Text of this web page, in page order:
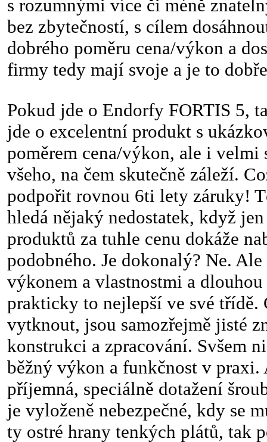
s rozumnými více či méně
bez zbytečností, s cílem
dobrého poměru cena/výkon a
firmy tedy mají svoje a je to
Pokud jde o Endorfy FORTIS 5,
jde o excelentní produkt s
poměrem cena/výkon, ale i
všeho, na čem skutečně záleží.
podpořit rovnou 6ti lety záruky!
hledá nějaký nedostatek, když
produktů za tuhle cenu dokáže
podobného. Je dokonalý? Ne.
výkonem a vlastnostmi a
prakticky to nejlepší ve své třídě.
vytknout, jsou samozřejmě jisté
konstrukci a zpracování. Svšem
běžný výkon a funkčnost v praxi.
příjemná, speciálně dotažení
je vyloženě nebezpečné, kdy se
ty ostré hrany tenkých plátů, tak